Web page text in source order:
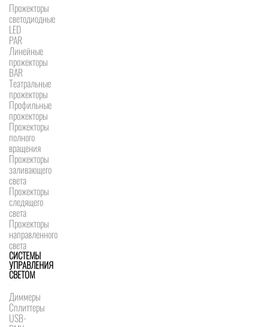
Прожекторы
светодиодные
LED
PAR
Линейные
прожекторы
BAR
Театральные
прожекторы
Профильные
прожекторы
Прожекторы
полного
вращения
Прожекторы
заливающего
света
Прожекторы
следящего
света
Прожекторы
направленного
света
СИСТЕМЫ
УПРАВЛЕНИЯ
СВЕТОМ
Диммеры
Сплиттеры
USB-